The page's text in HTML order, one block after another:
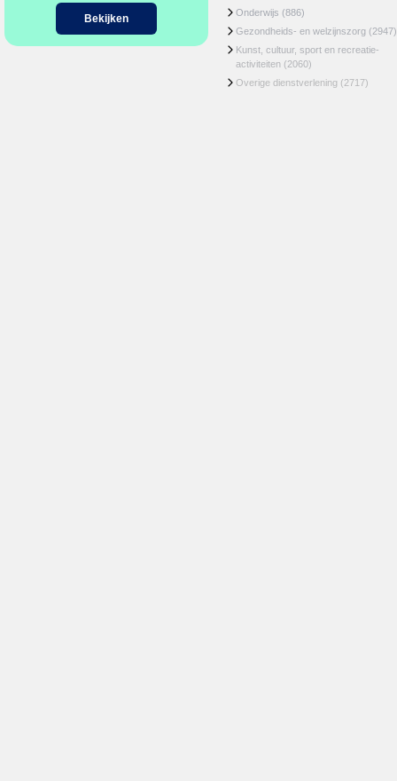
Bekijken
Onderwijs (886)
Gezondheids- en welzijnszorg (2947)
Kunst, cultuur, sport en recreatie-
activiteiten (2060)
Overige dienstverlening (2717)